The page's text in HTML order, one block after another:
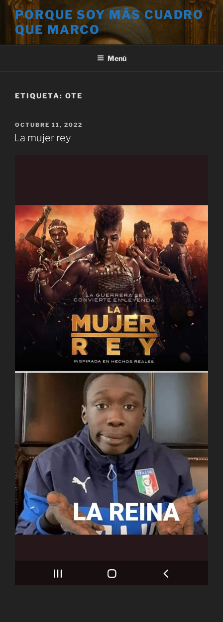
Saltar
contenido
PORQUE SOY MÁS CUADRO
QUE MARCO
Menú
ETIQUETA: OTE
PUBLICADO
EL
OCTUBRE 11, 2022
La mujer rey